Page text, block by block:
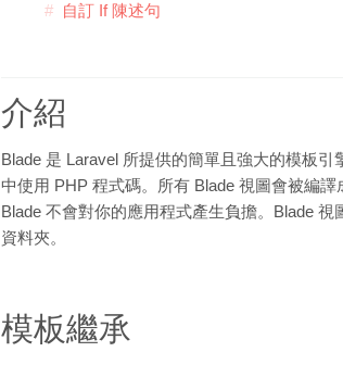
自訂 If 陳述句
介紹
Blade 是 Laravel 所提供的簡單且強大的模板
中使用 PHP 程式碼。所有 Blade 視圖會被編
Blade 不會對你的應用程式產生負擔。Blade 視
資料夾。
模板繼承